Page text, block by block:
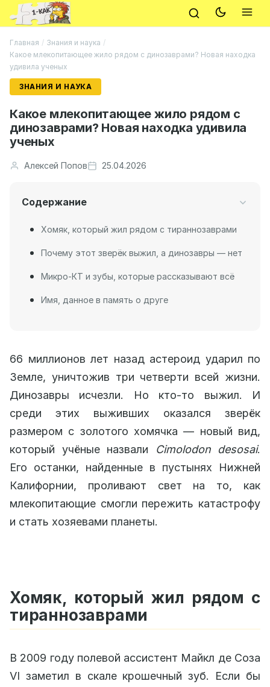
Главная / Знания и наука /
Какое млекопитающее жило рядом с динозаврами? Новая находка
удивила ученых
ЗНАНИЯ И НАУКА
Какое млекопитающее жило рядом с
динозаврами? Новая находка удивила
ученых
Алексей Попов 25.04.2026
Содержание
Хомяк, который жил рядом с тираннозаврами
Почему этот зверёк выжил, а динозавры — нет
Микро-КТ и зубы, которые рассказывают всё
Имя, данное в память о друге
66 миллионов лет назад астероид ударил по
Земле, уничтожив три четверти всей жизни.
Динозавры исчезли. Но кто-то выжил. И
среди этих выживших оказался зверёк
размером с золотого хомячка — новый вид,
который учёные назвали
Cimolodon desosai.
Его останки, найденные в пустынях Нижней
Калифорнии, проливают свет на то, как
млекопитающие смогли пережить катастрофу
и стать хозяевами планеты.
Хомяк, который жил рядом с
тираннозаврами
В 2009 году полевой ассистент Майкл де Соза
VI заметил в скале крошечный зуб. Если бы